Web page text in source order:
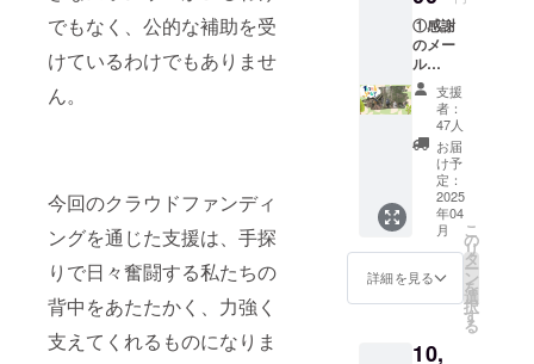
でもなく、公的な補助を受
けているわけでもありませ
ん。
今回のクラウドファンディ
ングを通じた支援は、手探
りで日々奮闘する私たちの
背中をあたたかく、力強く
支えてくれるものになりま
い可能性を
実践しなが
ら、“生成AI
を新潟に、
新潟を世界
に”届けてい
①感謝
のメー
ル
+②Web
プロ
ジェク
トペー
ジにお
名前掲
載(小)を
ご提供
しま
す。ま
たは感
謝の
メール
コース
支援
者：
47人
お届
け予
定：
2025
年04
月
詳細を見る
こ
の
リ
タ
ー
ン
を
選
択
す
る
10,